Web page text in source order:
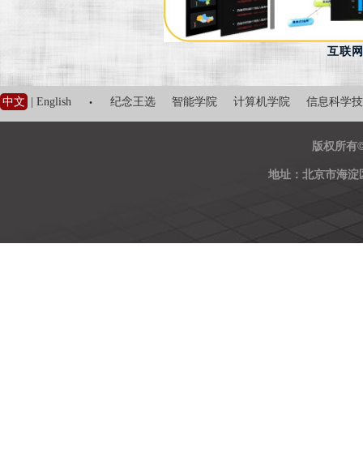
互联
中文 English · 纪念王选 智能学院 计算机学院 信息科学
版权所有
地址：北京市海